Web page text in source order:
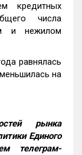
кредитных
числа
и нежилом
равнялась
на
рынка
Единого
телеграм-